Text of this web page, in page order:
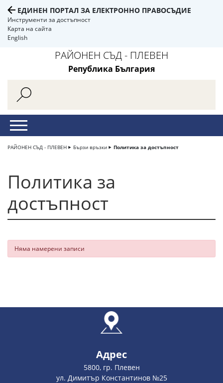
ЕДИНЕН ПОРТАЛ ЗА ЕЛЕКТРОННО ПРАВОСЪДИЕ
Инструменти за достъпност
Карта на сайта
English
РАЙОНЕН СЪД - ПЛЕВЕН
Република България
РАЙОНЕН СЪД - ПЛЕВЕН Бързи връзки Политика за достъпност
Политика за
достъпност
Няма намерени записи
Адрес
5800, гр. Плевен
ул. Димитър Константинов №25